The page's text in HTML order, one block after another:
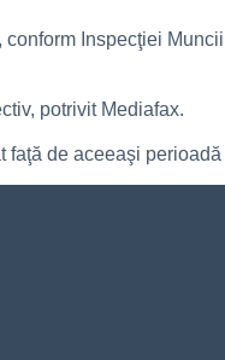
Inspecţiei
potrivit Mediafax.
de aceeaşi